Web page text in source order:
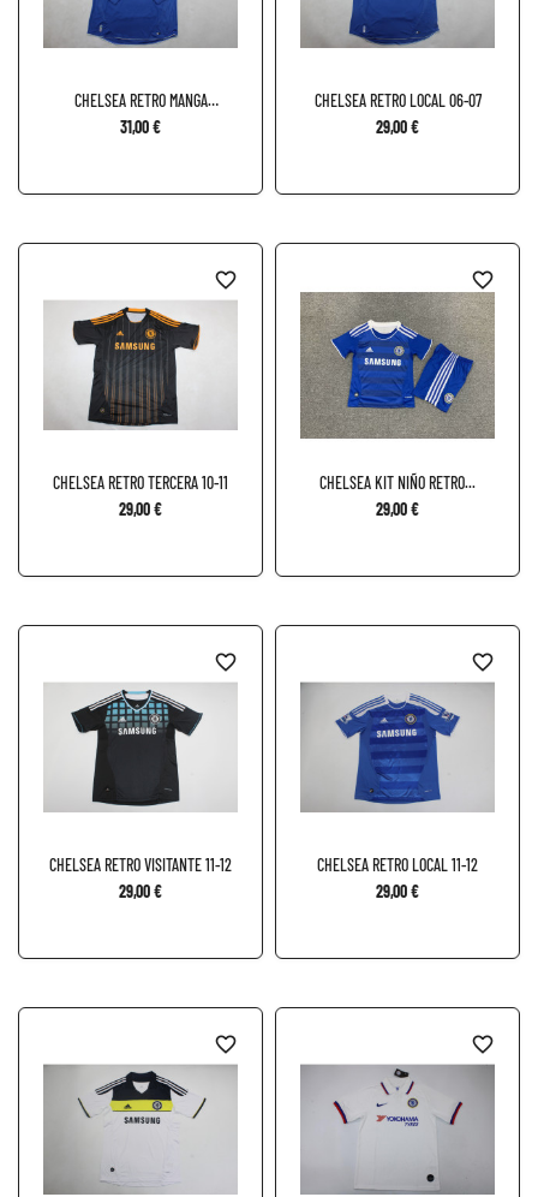
CHELSEA RETRO MANGA
LARGA...
31,00 €
CHELSEA RETRO LOCAL 06-07
29,00 €
CHELSEA RETRO TERCERA 10-11
29,00 €
favorite_border
CHELSEA KIT NIÑO RETRO...
29,00 €
favorite_border
CHELSEA RETRO VISITANTE 11-12
29,00 €
favorite_border
CHELSEA RETRO LOCAL 11-12
29,00 €
favorite_border
favorite_border favorite_border